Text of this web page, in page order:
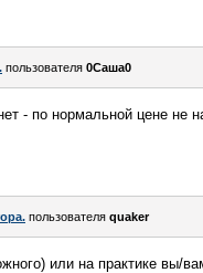
пользователя 0Саша0
- по нормальной цене не
пользователя quaker
или на практике вы/